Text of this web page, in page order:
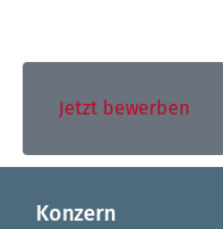
Jetzt bewerben
Konzern